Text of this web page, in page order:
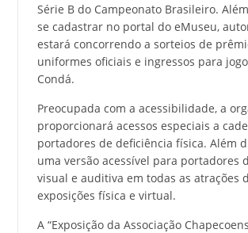
Série B do Campeonato Brasileiro.
se cadastrar no portal do eMuseu,
estará concorrendo a sorteios de
uniformes oficiais e ingressos para
Condá.
Preocupada com a acessibilidade, a
proporcionará acessos especiais a
portadores de deficiência física. Além
uma versão acessível para portadores
visual e auditiva em todas as atrações
exposições física e virtual.
A “Exposição da Associação